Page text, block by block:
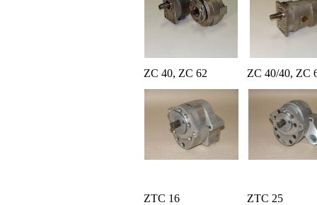
ZC 40, ZC 62 ZC 40/40, ZC
ZTC 16 ZTC 25